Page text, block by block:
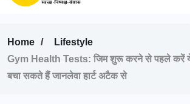
Home
Lifestyle
Gym Health Tests: जिम शुरू करने से पहले करें
बचा सकते हैं जानलेवा हार्ट अटैक से